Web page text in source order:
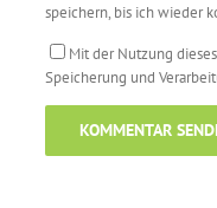
speichern, bis ich wieder
Mit der Nutzung
Speicherung und